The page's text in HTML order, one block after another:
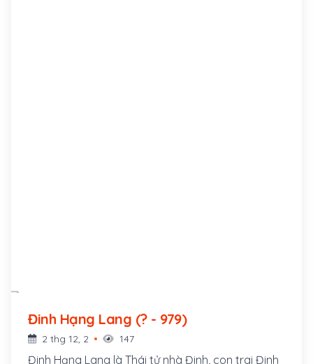
Đinh Hạng Lang (? - 979)
2 thg 12, 2 147
Đinh Hạng Lang là Thái tử nhà Đinh, con trai Đinh